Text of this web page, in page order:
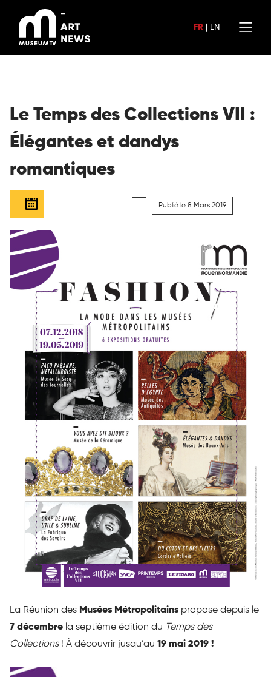
contenu
FR EN
Le Temps des Collections VII :
Élégantes et dandys
romantiques
Publié le 8 Mars 2019
La Réunion des Musées Métropolitains propose depuis le
7 décembre la septième édition du Temps des
Collections! À découvrir jusqu’au 19 mai 2019 !